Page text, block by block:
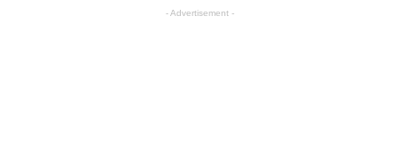
- Advertisement -